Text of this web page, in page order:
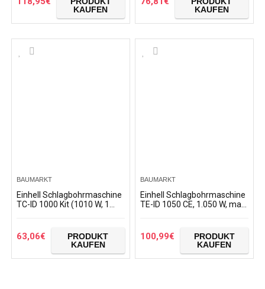
KAUFEN
KAUFEN
BAUMARKT
Einhell Schlagbohrmaschine
TC-ID 1000 Kit (1010 W, 1
Beton 16 mm, 13…
63,06€
PRODUKT
KAUFEN
BAUMARKT
Einhell Schlagbohrmaschine
TE-ID 1050 CE, 1.050 W, max.
Gänge…
100,99€
PRODUKT
KAUFEN